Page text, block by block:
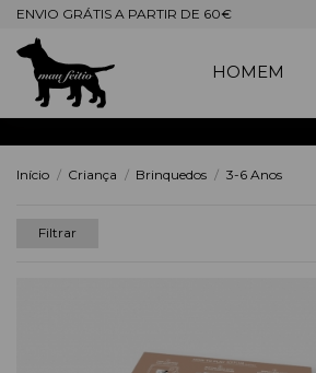
ENVIO GRÁTIS A PARTIR DE 60€
HOMEM
Início Criança Brinquedos 3-6 Anos
Filtrar